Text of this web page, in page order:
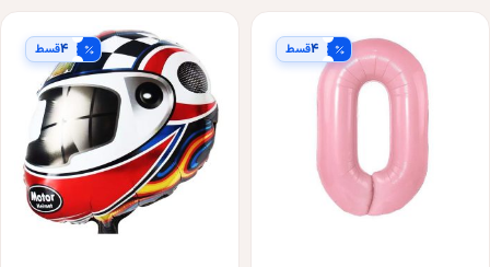
۴قسط ۴قسط